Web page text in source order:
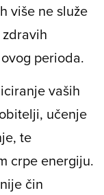
više ne služe
perioda.
vaših
učenje
te
crpe energiju.
čin